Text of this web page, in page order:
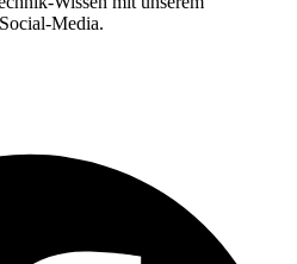
Media.